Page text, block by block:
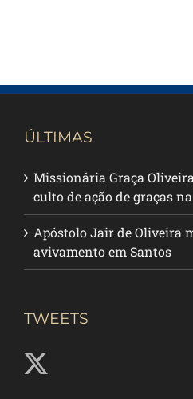
ÚLTIMAS
Missionária Graça
culto de ação de graças
Apóstolo Jair de Oliveira
avivamento em Santos
TWEETS